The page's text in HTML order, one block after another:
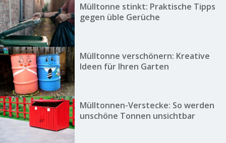
Mülltonne stinkt: Praktische Tipps
gegen üble Gerüche
Mülltonne verschönern: Kreative
Ideen für Ihren Garten
Mülltonnen-Verstecke: So werden
unschöne Tonnen unsichtbar